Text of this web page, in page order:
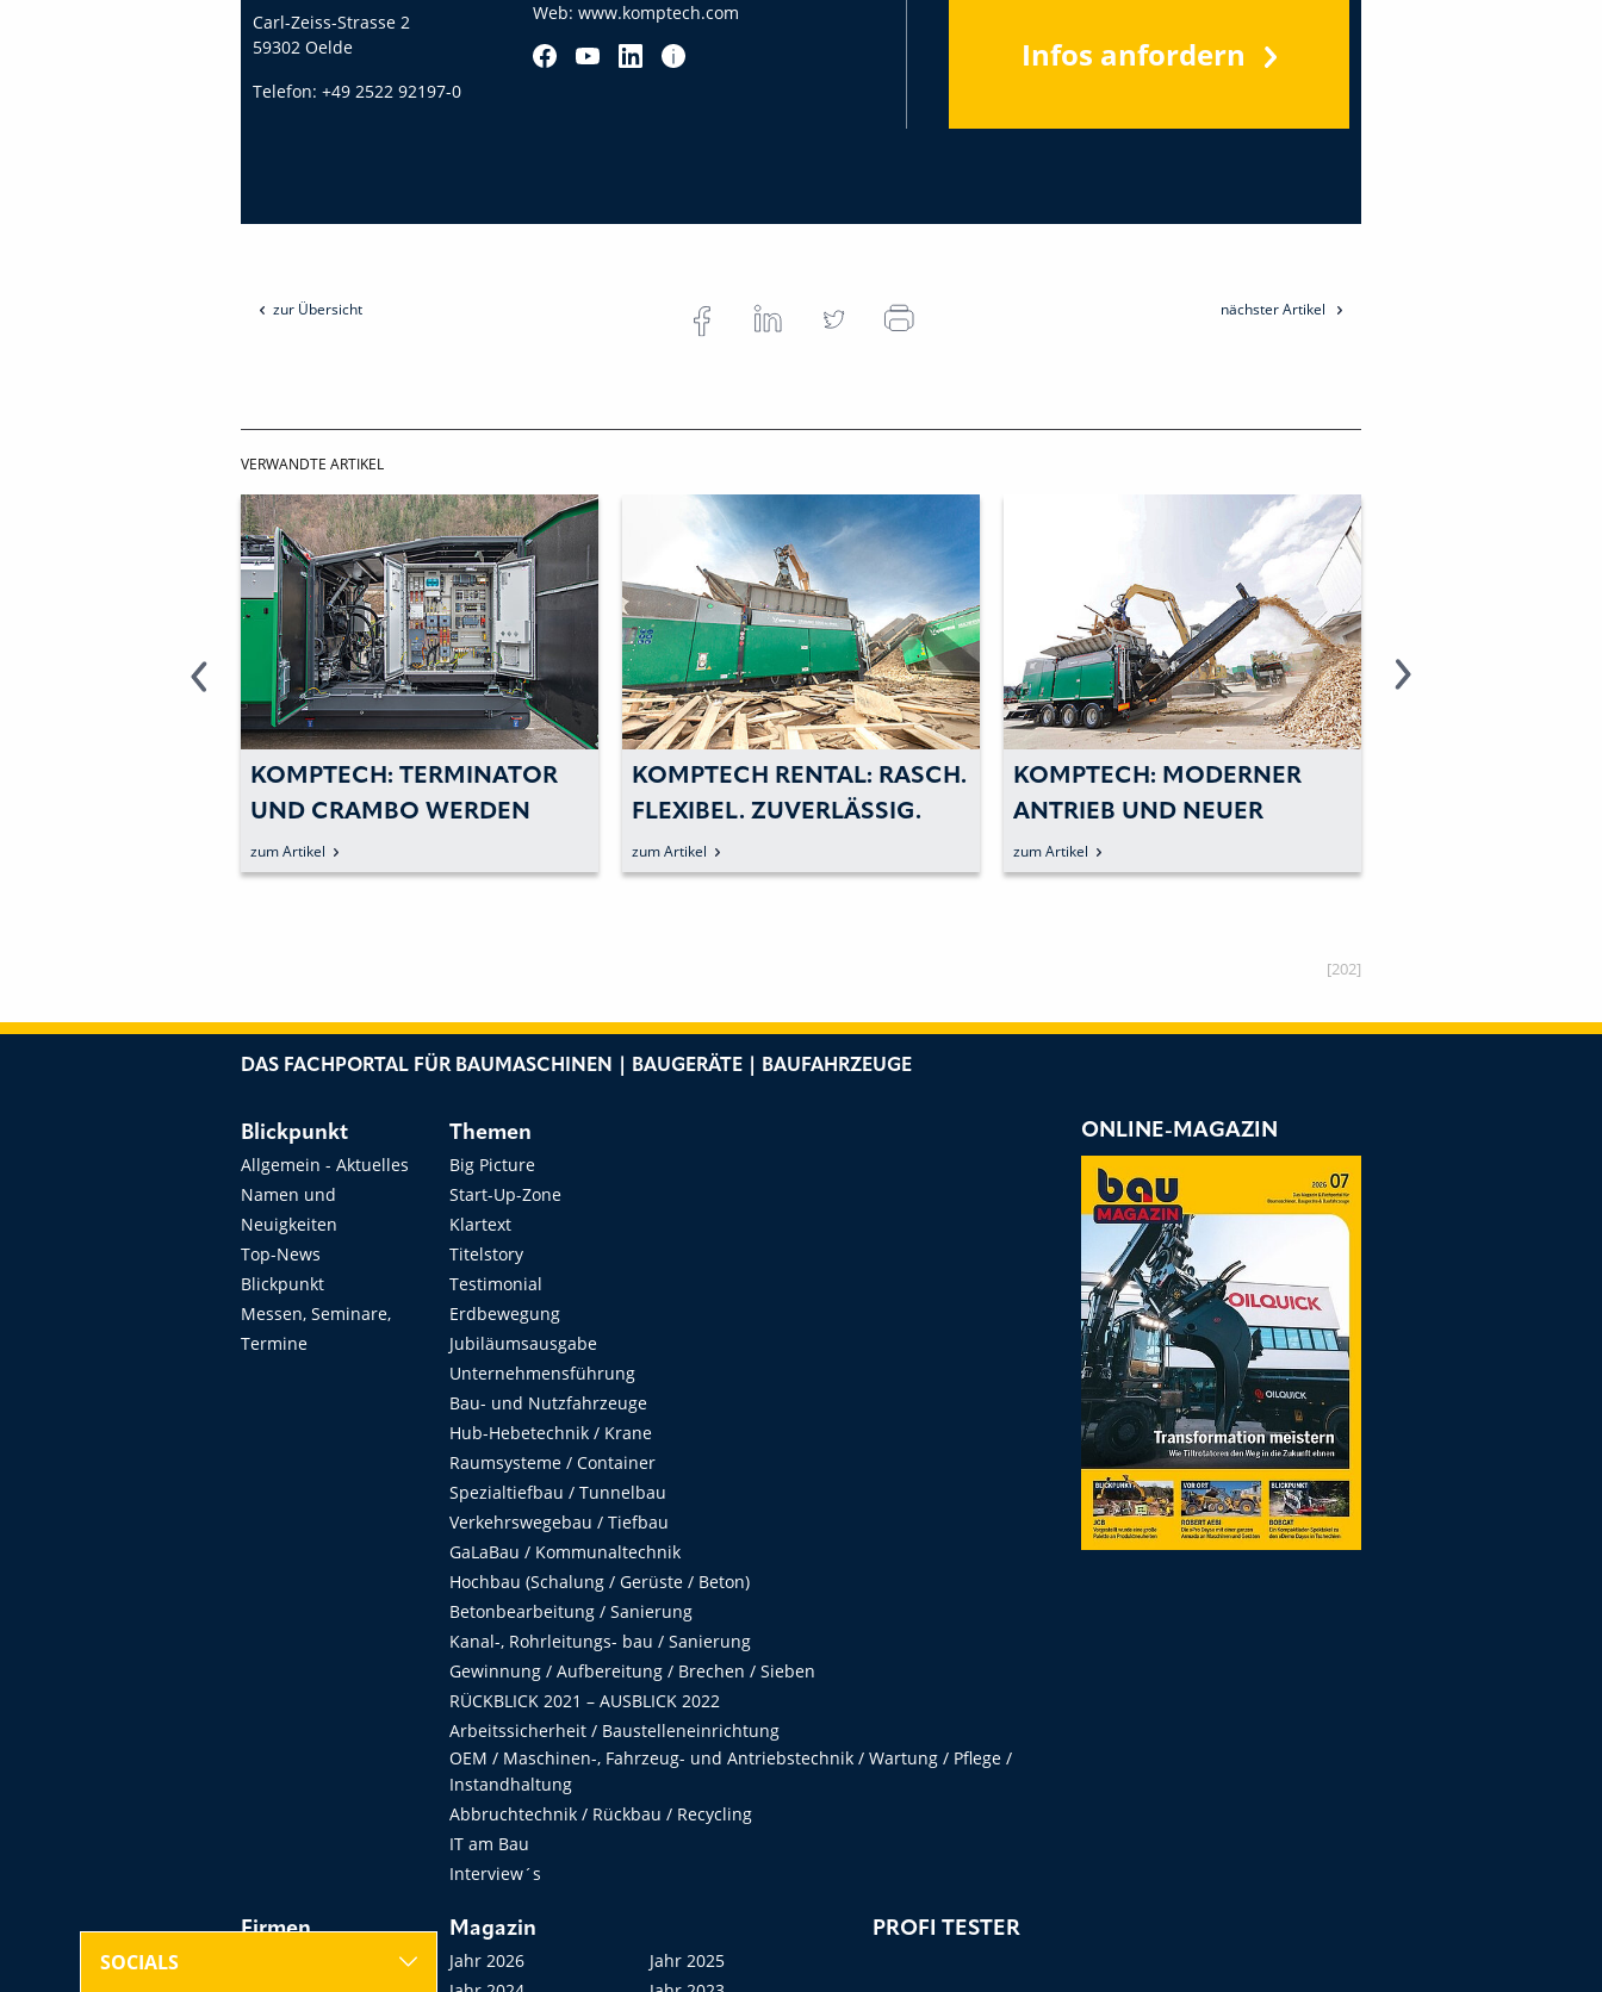
Carl-Zeiss-Strasse 2
59302 Oelde
Telefon: +49 2522 92197-0
Web: www.komptech.com
Infos anfordern
zur Übersicht nächster Artikel
VERWANDTE ARTIKEL
KOMPTECH: TERMINATOR
UND CRAMBO WERDEN
ELEKTRIFIZIERT
zum Artikel
KOMPTECH RENTAL: RASCH.
FLEXIBEL. ZUVERLÄSSIG.
zum Artikel
KOMPTECH: MODERNER
ANTRIEB UND NEUER
HOCHLEISTUNGSZERKLEINERER
zum Artikel
[202]
DAS FACHPORTAL FÜR BAUMASCHINEN | BAUGERÄTE | BAUFAHRZEUGE
Blickpunkt
Allgemein - Aktuelles
Namen und
Neuigkeiten
Top-News
Blickpunkt
Messen, Seminare,
Termine
Themen
Big Picture
Start-Up-Zone
Klartext
Titelstory
Testimonial
Erdbewegung
Jubiläumsausgabe
Unternehmensführung
Bau- und Nutzfahrzeuge
Hub-Hebetechnik / Krane
Raumsysteme / Container
Spezialtiefbau / Tunnelbau
Verkehrswegebau / Tiefbau
GaLaBau / Kommunaltechnik
Hochbau (Schalung / Gerüste / Beton)
Betonbearbeitung / Sanierung
Kanal-, Rohrleitungs- bau / Sanierung
Gewinnung / Aufbereitung / Brechen / Sieben
RÜCKBLICK 2021 – AUSBLICK 2022
Arbeitssicherheit / Baustelleneinrichtung
OEM / Maschinen-, Fahrzeug- und Antriebstechnik / Wartung / Pflege /
Instandhaltung
Abbruchtechnik / Rückbau / Recycling
IT am Bau
Interview´s
Firmen Magazin
Jahr 2026
Jahr 2025
PROFI TESTER
ONLINE-MAGAZIN
SOCIALS